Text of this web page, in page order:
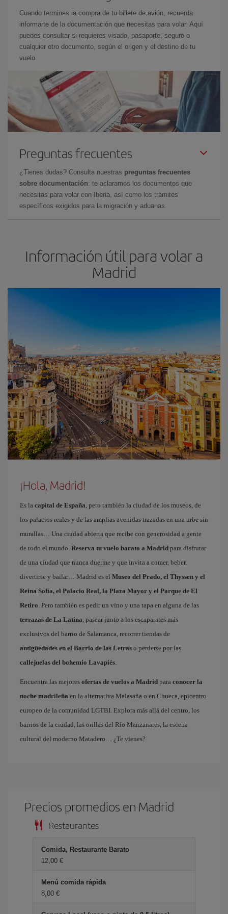
Cuando termines la compra de tu billete de avión, recuerda
informarte de la documentación que necesitas para volar. Aquí
puedes consultar si requieres visado, pasaporte, seguro o
cualquier otro documento, según el origen y el destino de tu
vuelo.
Preguntas frecuentes
¿Tienes dudas? Consulta nuestras preguntas frecuentes
sobre documentación: te aclaramos los documentos que
necesitas para volar con Iberia, así como los trámites
específicos exigidos para la migración y aduanas.
Información útil para volar a
Madrid
¡Hola, Madrid!
Es la capital de España, pero también la ciudad de los museos, de
los palacios reales y de las amplias avenidas trazadas en una urbe sin
murallas… Una ciudad abierta que recibe con generosidad a gente
de todo el mundo. Reserva tu vuelo barato a Madrid para disfrutar
de una ciudad que nunca duerme y que invita a comer, beber,
divertirse y bailar… Madrid es el Museo del Prado, el Thyssen y el
Reina Sofía, el Palacio Real, la Plaza Mayor y el Parque de El
Retiro. Pero también es pedir un vino y una tapa en alguna de las
terrazas de La Latina, pasear junto a los escaparates más
exclusivos del barrio de Salamanca, recorrer tiendas de
antigüedades en el Barrio de las Letras o perderse por las
callejuelas del bohemio Lavapiés.
Encuentra las mejores ofertas de vuelos a Madrid para conocer la
noche madrileña en la alternativa Malasaña o en Chueca, epicentro
europeo de la comunidad LGTBI. Explora más allá del centro, los
barrios de la ciudad, las orillas del Río Manzanares, la escena
cultural del moderno Matadero… ¿Te vienes?
Precios promedios en Madrid
Restaurantes
Comida, Restaurante Barato
12,00 €
Menú comida rápida
8,00 €